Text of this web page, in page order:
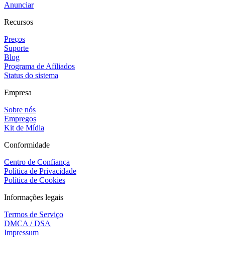
Anunciar
Recursos
Preços
Suporte
Blog
Programa de Afiliados
Status do sistema
Empresa
Sobre nós
Empregos
Kit de Mídia
Conformidade
Centro de Confiança
Política de Privacidade
Política de Cookies
Informações legais
Termos de Serviço
DMCA / DSA
Impressum